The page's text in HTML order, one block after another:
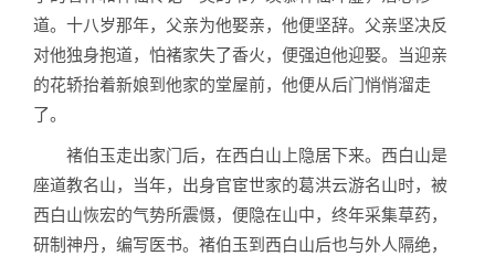
道。十八岁那年，父亲为他娶亲，他便坚辞。父亲坚决反
对他独身抱道，怕褚家失了香火，便强迫他迎娶。当迎亲
的花轿抬着新娘到他家的堂屋前，他便从后门悄悄溜走
了。
褚伯玉走出家门后，在西白山上隐居下来。西白山是
座道教名山，当年，出身官宦世家的葛洪云游名山时，被
西白山恢宏的气势所震慑，便隐在山中，终年采集草药，
研制神丹，编写医书。褚伯玉到西白山后也与外人隔绝，